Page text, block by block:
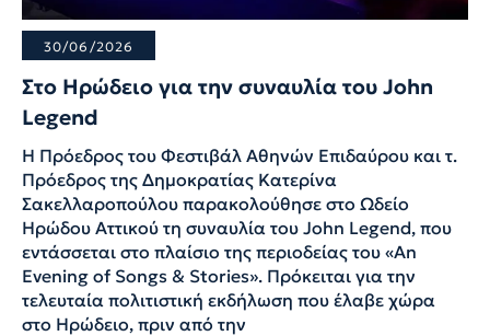
30/06/2026
Στο Ηρώδειο για την συναυλία του John
Legend
Η Πρόεδρος του Φεστιβάλ Αθηνών Επιδαύρου και τ.
Πρόεδρος της Δημοκρατίας Κατερίνα
Σακελλαροπούλου παρακολούθησε στο Ωδείο
Ηρώδου Αττικού τη συναυλία του John Legend, που
εντάσσεται στο πλαίσιο της περιοδείας του «An
Evening of Songs & Stories». Πρόκειται για την
τελευταία πολιτιστική εκδήλωση που έλαβε χώρα
στο Ηρώδειο, πριν από την